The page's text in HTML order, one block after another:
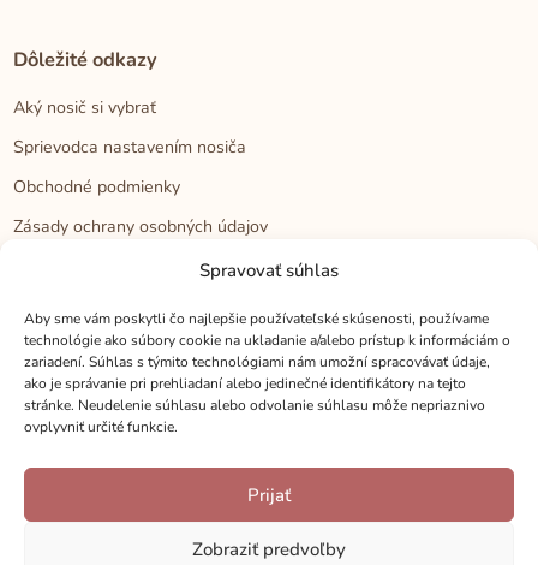
Spravovať súhlas
Aby sme vám poskytli čo najlepšie používateľské skúsenosti, používame
technológie ako súbory cookie na ukladanie a/alebo prístup k informáciám o
zariadení. Súhlas s týmito technológiami nám umožní spracovávať údaje,
ako je správanie pri prehliadaní alebo jedinečné identifikátory na tejto
stránke. Neudelenie súhlasu alebo odvolanie súhlasu môže nepriaznivo
ovplyvniť určité funkcie.
Prijať
Zobraziť predvoľby
Dôležité odkazy
Aký nosič si vybrať
Sprievodca nastavením nosiča
Obchodné podmienky
Zásady ochrany osobných údajov
Kontakt
Kontakt
Zákaznícka podpora